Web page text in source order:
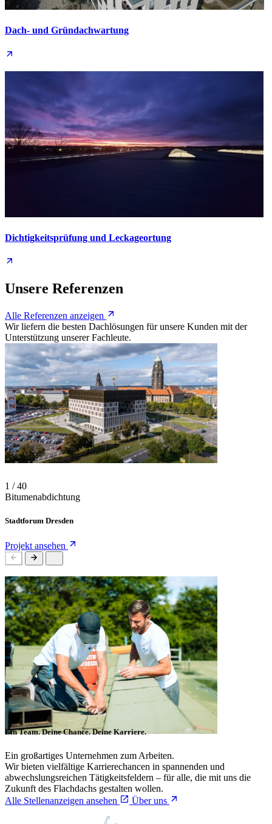
Dach- und Grün­dachwartung
Dichtigkeits­prüfung und Leckage­ortung
Unsere Referenzen
Alle Referenzen anzeigen
Wir liefern die besten Dachlösungen für unsere Kunden mit der
Unterstützung unserer Fachleute.
Folie 1 von 40
Projekt-Karussell
Verwenden Sie die Pfeiltasten, um zwischen Folien zu navigieren,
1 / 40
Bitumenabdichtung
Stadtforum Dresden
Projekt ansehen
Ein Team. Deine Chance. Deine Karriere.
Ein großartiges Unternehmen zum Arbeiten.
Wir bieten vielfältige Karrierechancen in spannenden und
abwechslungsreichen Tätigkeitsfeldern – für alle, die mit uns die
Zukunft des Flachdachs gestalten wollen.
Alle Stellenanzeigen ansehen
Über uns